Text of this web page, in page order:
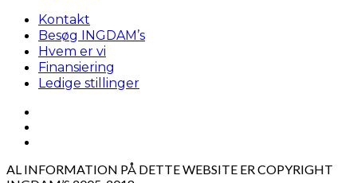
Kontakt
Besøg INGDAM’s
Hvem er vi
Finansiering
Ledige stillinger
AL INFORMATION PÅ DETTE WEBSITE ER COPYRIGHT